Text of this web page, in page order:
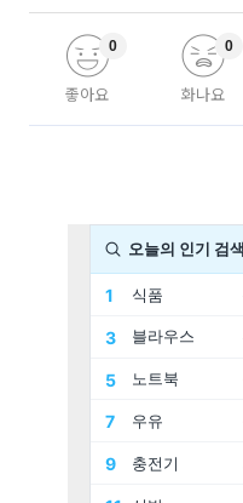
좋아요
0
화나요
0